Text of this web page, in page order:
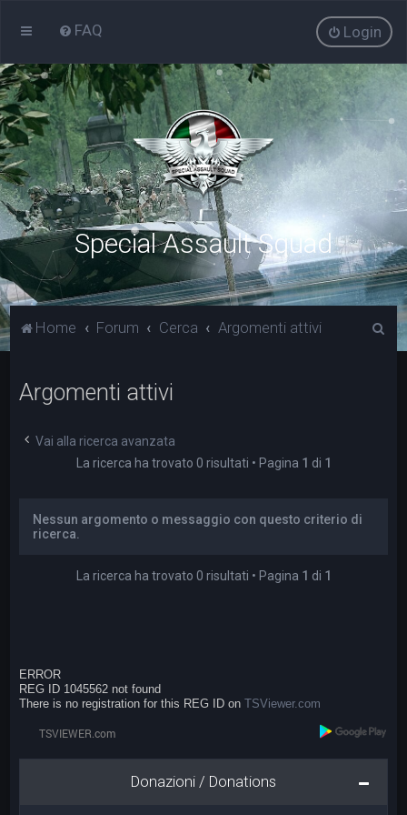
FAQ Login
Special Assault Squad
Home Forum Cerca Argomenti attivi
Argomenti attivi
Vai alla ricerca avanzata
La ricerca ha trovato 0 risultati • Pagina 1 di 1
Nessun argomento o messaggio con questo criterio di
ricerca.
La ricerca ha trovato 0 risultati • Pagina 1 di 1
ERROR
REG ID 1045562 not found
There is no registration for this REG ID onTSViewer.com
Donazioni / Donations